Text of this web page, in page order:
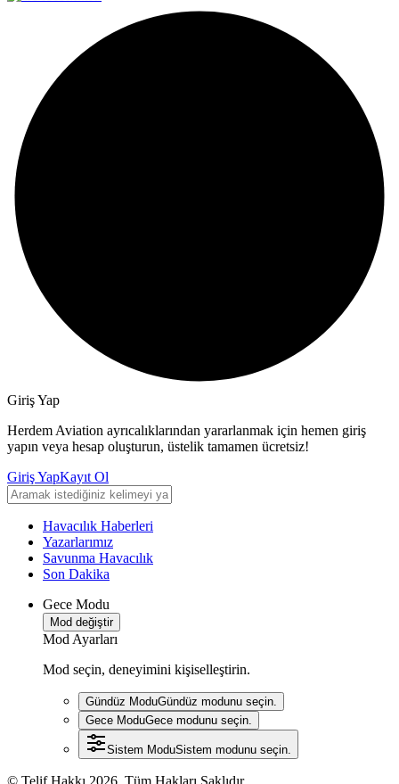
Giriş Yap
Herdem Aviation ayrıcalıklarından yararlanmak için hemen giriş
yapın veya hesap oluşturun, üstelik tamamen ücretsiz!
Giriş YapKayıt Ol
Havacılık Haberleri
Yazarlarımız
Savunma Havacılık
Son Dakika
Gece Modu
Mod değiştir
Mod Ayarları
Mod seçin, deneyimini kişiselleştirin.
Gündüz ModuGündüz modunu seçin.
Gece ModuGece modunu seçin.
Sistem ModuSistem modunu seçin.
© Telif Hakkı 2026, Tüm Hakları Saklıdır